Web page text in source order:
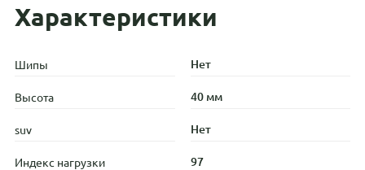
Характеристики
Шипы Нет
Высота 40 мм
suv Нет
Индекс нагрузки 97